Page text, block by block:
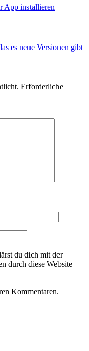
App installieren
es neue Versionen gibt
Erforderliche
du dich mit der
durch diese Website
Kommentaren.